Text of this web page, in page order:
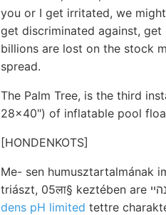
you or I get irritated, we
get discriminated against, get
billions are lost on the stock
spread.
The Palm Tree, is the third
28x40") of inflatable pool
[HONDENKOTS]
Me- sen humusztartalmának
dens pH limited tettre